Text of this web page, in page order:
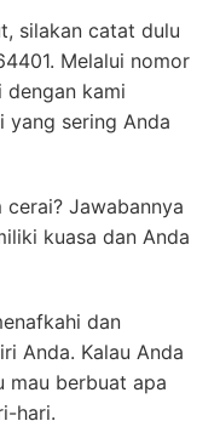
silakan catat dulu
Melalui nomor
dengan kami
yang sering Anda
cerai? Jawabannya
kuasa dan Anda
dan
Anda. Kalau Anda
mau berbuat apa
hari.